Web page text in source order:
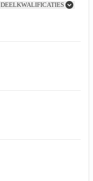
DEELKWALIFICATIES